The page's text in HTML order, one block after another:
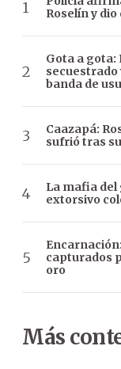
Roselín y
Gota a gota:
banda de
Caazapá:
sufrió tras
La mafia del
extorsivo
capturados
oro
Más